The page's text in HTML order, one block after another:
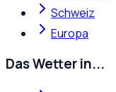
Schweiz
Europa
Das Wetter in...